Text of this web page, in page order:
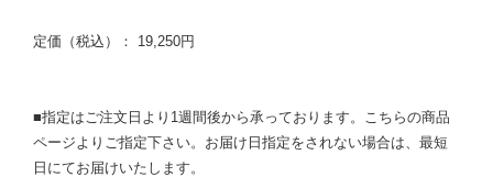
定価（税込）： 19,250円
■指定はご注文日より1週間後から承っております。こちらの商品
ページよりご指定下さい。お届け日指定をされない場合は、最短
日にてお届けいたします。